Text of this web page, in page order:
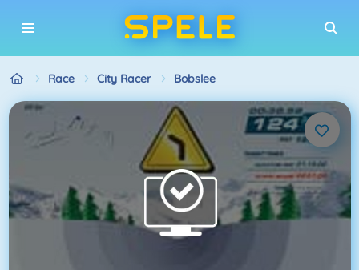
Race City Racer Bobslee